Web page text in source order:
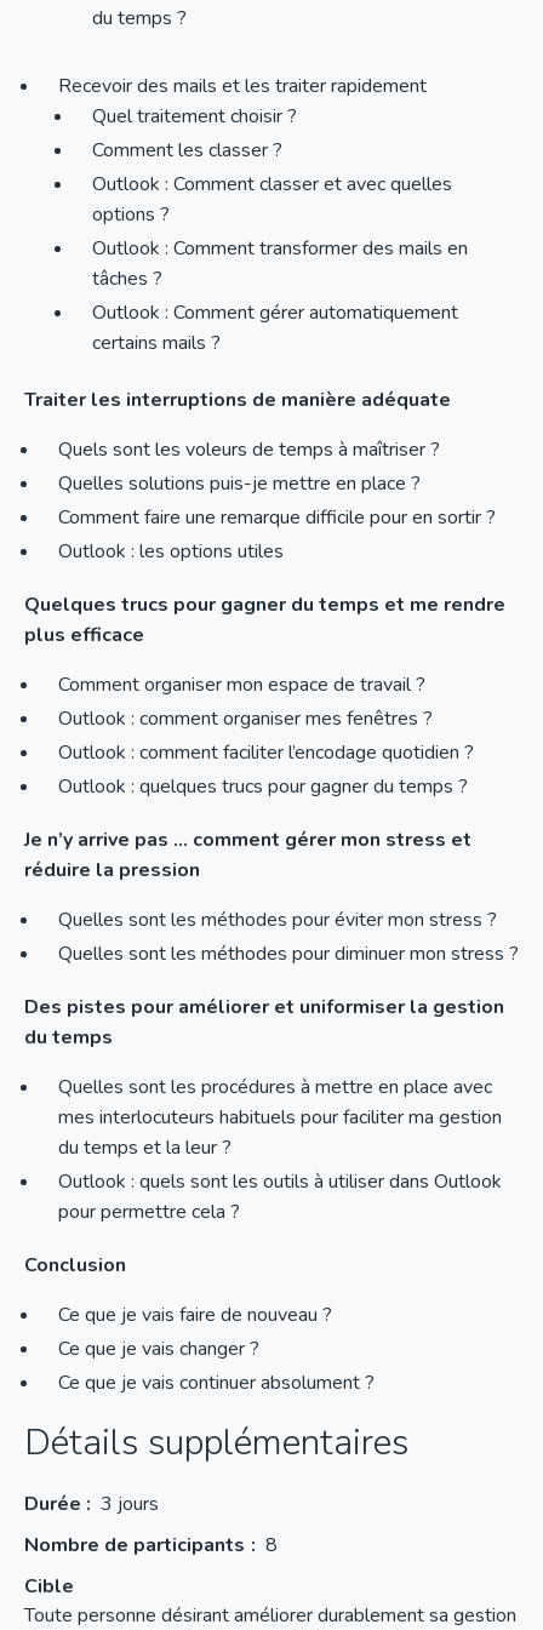
du temps ?
Recevoir des mails et les traiter rapidement
Quel traitement choisir ?
Comment les classer ?
Outlook : Comment classer et avec quelles
options ?
Outlook : Comment transformer des mails en
tâches ?
Outlook : Comment gérer automatiquement
certains mails ?
Traiter les interruptions de manière adéquate
Quels sont les voleurs de temps à maîtriser ?
Quelles solutions puis-je mettre en place ?
Comment faire une remarque difficile pour en sortir ?
Outlook : les options utiles
Quelques trucs pour gagner du temps et me rendre
plus efficace
Comment organiser mon espace de travail ?
Outlook : comment organiser mes fenêtres ?
Outlook : comment faciliter l’encodage quotidien ?
Outlook : quelques trucs pour gagner du temps ?
Je n’y arrive pas … comment gérer mon stress et
réduire la pression
Quelles sont les méthodes pour éviter mon stress ?
Quelles sont les méthodes pour diminuer mon stress ?
Des pistes pour améliorer et uniformiser la gestion
du temps
Quelles sont les procédures à mettre en place avec
mes interlocuteurs habituels pour faciliter ma gestion
du temps et la leur ?
Outlook : quels sont les outils à utiliser dans Outlook
pour permettre cela ?
Conclusion
Ce que je vais faire de nouveau ?
Ce que je vais changer ?
Ce que je vais continuer absolument ?
Détails supplémentaires
Durée : 3 jours
Nombre de participants
8
Cible
Toute personne désirant améliorer durablement sa gestion